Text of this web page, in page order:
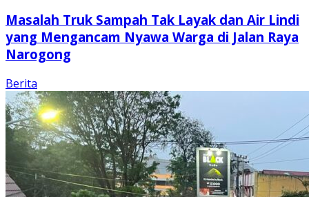
Masalah Truk Sampah Tak Layak dan Air Lindi
yang Mengancam Nyawa Warga di Jalan Raya
Narogong
Berita